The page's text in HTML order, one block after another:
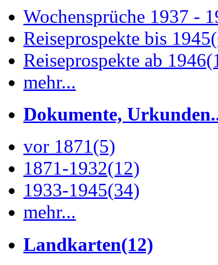
Wochensprüche 1937 -
Reiseprospekte bis 1945
Reiseprospekte ab 1946
mehr...
Dokumente,
vor 1871(5)
1871-1932(12)
1933-1945(34)
mehr...
Landkarten(12)